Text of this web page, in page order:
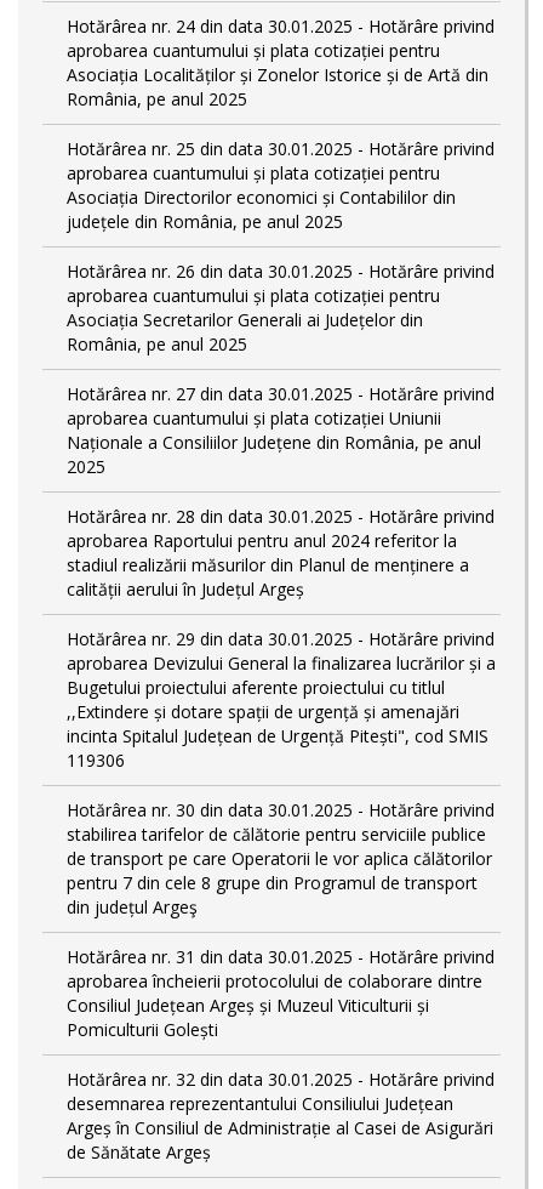
Hotărârea nr. 24 din data 30.01.2025 - Hotărâre privind
aprobarea cuantumului și plata cotizației pentru
Asociația Localităților și Zonelor Istorice și de Artă din
România, pe anul 2025
Hotărârea nr. 25 din data 30.01.2025 - Hotărâre privind
aprobarea cuantumului și plata cotizației pentru
Asociația Directorilor economici și Contabililor din
județele din România, pe anul 2025
Hotărârea nr. 26 din data 30.01.2025 - Hotărâre privind
aprobarea cuantumului și plata cotizației pentru
Asociația Secretarilor Generali ai Județelor din
România, pe anul 2025
Hotărârea nr. 27 din data 30.01.2025 - Hotărâre privind
aprobarea cuantumului și plata cotizației Uniunii
Naționale a Consiliilor Județene din România, pe anul
2025
Hotărârea nr. 28 din data 30.01.2025 - Hotărâre privind
aprobarea Raportului pentru anul 2024 referitor la
stadiul realizării măsurilor din Planul de menținere a
calității aerului în Județul Argeș
Hotărârea nr. 29 din data 30.01.2025 - Hotărâre privind
aprobarea Devizului General la finalizarea lucrărilor și a
Bugetului proiectului aferente proiectului cu titlul
,,Extindere și dotare spații de urgență și amenajări
incinta Spitalul Județean de Urgență Pitești", cod SMIS
119306
Hotărârea nr. 30 din data 30.01.2025 - Hotărâre privind
stabilirea tarifelor de călătorie pentru serviciile publice
de transport pe care Operatorii le vor aplica călătorilor
pentru 7 din cele 8 grupe din Programul de transport
din județul Argeş
Hotărârea nr. 31 din data 30.01.2025 - Hotărâre privind
aprobarea încheierii protocolului de colaborare dintre
Consiliul Județean Argeș și Muzeul Viticulturii și
Pomiculturii Golești
Hotărârea nr. 32 din data 30.01.2025 - Hotărâre privind
desemnarea reprezentantului Consiliului Județean
Argeș în Consiliul de Administrație al Casei de Asigurări
de Sănătate Argeș